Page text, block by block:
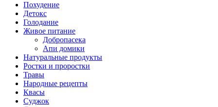
Похудение
Детокс
Голодание
Живое питание
Добропасека
Апи домики
Натуральные продукты
Ростки и проростки
Травы
Народные рецепты
Квасы
Суджок